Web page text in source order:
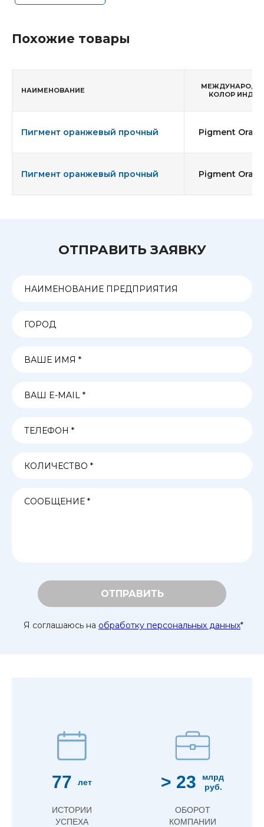
Похожие товары
НАИМЕНОВАНИЕ
КОЛОР
Пигмент оранжевый прочный Pigment
Пигмент оранжевый прочный Pigment
ОТПРАВИТЬ ЗАЯВКУ
ОТПРАВИТЬ
Я соглашаюсь на обработку персональных данных*
77 лет
ИСТОРИИ
УСПЕХА
> 23
млрд
руб.
ОБОРОТ
КОМПАНИИ